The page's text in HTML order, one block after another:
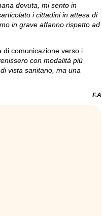
dovuta, mi sento in
i cittadini in attesa di
in grave affanno rispetto ad
di comunicazione verso i
con modalità più
vista sanitario, ma una
F.A